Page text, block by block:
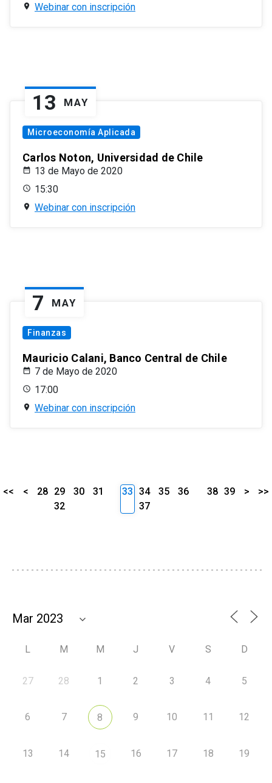
Webinar con inscripción
13 MAY
Microeconomía Aplicada
Carlos Noton, Universidad de Chile
13 de Mayo de 2020
15:30
Webinar con inscripción
7 MAY
Finanzas
Mauricio Calani, Banco Central de Chile
7 de Mayo de 2020
17:00
Webinar con inscripción
<< < 28 29 30
31
32
33 34 35
36
37
38 39 > >>
L M M J V S D
27 28 1 2 3 4 5
6 7 8 9 10 11 12
13 14 15 16 17 18 19